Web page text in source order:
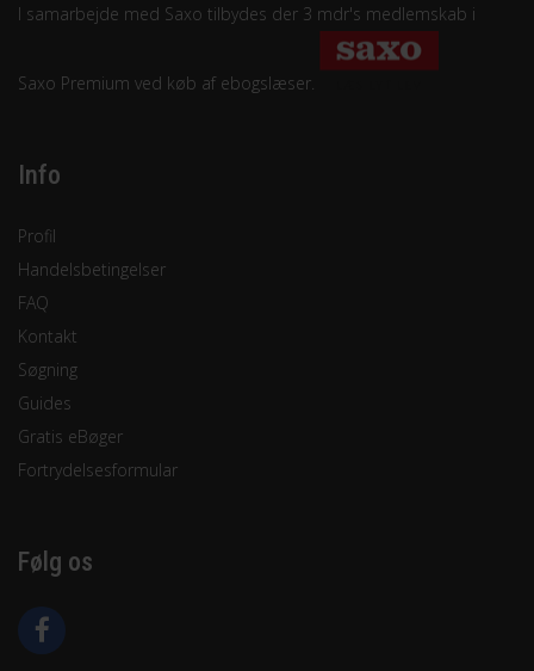
I samarbejde med Saxo tilbydes der 3 mdr's medlemskab i
Saxo Premium ved køb af ebogslæser.
Info
Profil
Handelsbetingelser
FAQ
Kontakt
Søgning
Guides
Gratis eBøger
Fortrydelsesformular
Følg os